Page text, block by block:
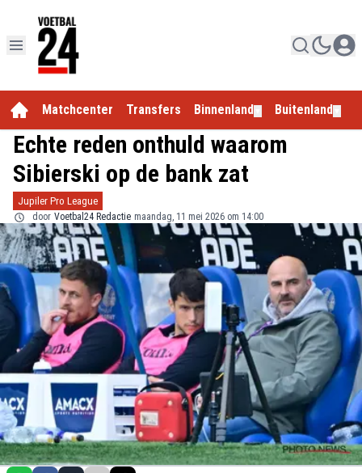
Matchcenter Transfers Binnenland Buitenland
Echte reden onthuld waarom
Sibierski op de bank zat
Jupiler Pro League
door Voetbal24 Redactie maandag, 11 mei 2026 om 14:00